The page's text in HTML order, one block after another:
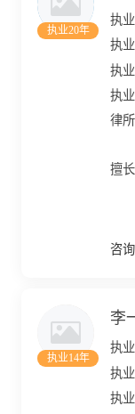
执业20年
执业
执
执业
执业
律所
擅
咨
执业14年
李
执业
执
执业